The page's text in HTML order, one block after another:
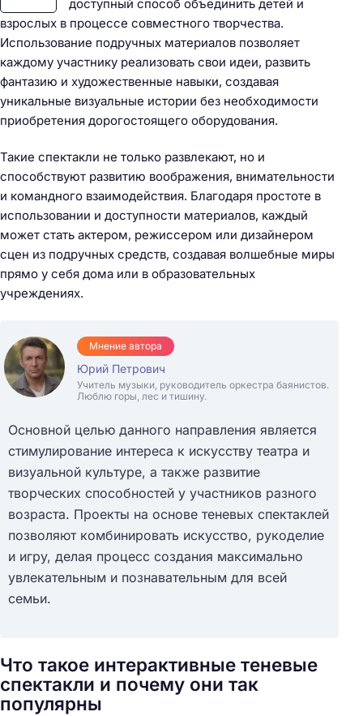
доступный способ объединить детей и
взрослых в процессе совместного творчества.
Использование подручных материалов позволяет
каждому участнику реализовать свои идеи, развить
фантазию и художественные навыки, создавая
уникальные визуальные истории без необходимости
приобретения дорогостоящего оборудования.
Такие спектакли не только развлекают, но и
способствуют развитию воображения, внимательности
и командного взаимодействия. Благодаря простоте в
использовании и доступности материалов, каждый
может стать актером, режиссером или дизайнером
сцен из подручных средств, создавая волшебные миры
прямо у себя дома или в образовательных
учреждениях.
Мнение автора
Юрий Петрович
Учитель музыки, руководитель оркестра баянистов.
Люблю горы, лес и тишину.
Основной целью данного направления является
стимулирование интереса к искусству театра и
визуальной культуре, а также развитие
творческих способностей у участников разного
возраста. Проекты на основе теневых спектаклей
позволяют комбинировать искусство, рукоделие
и игру, делая процесс создания максимально
увлекательным и познавательным для всей
семьи.
Что такое интерактивные теневые
спектакли и почему они так
популярны